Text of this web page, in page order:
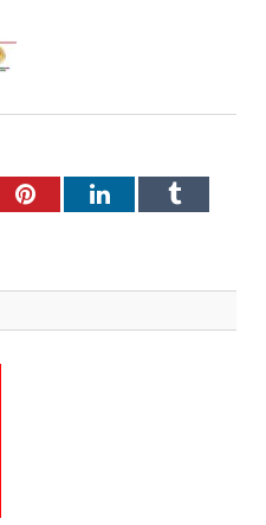
PinterestLinkedInTumblr